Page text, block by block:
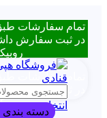
تمام سفارشات
تمام سفارشات
انتخاب دسته
دسته بندی